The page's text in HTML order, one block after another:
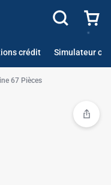
crédit Simulateur
67 Pièces